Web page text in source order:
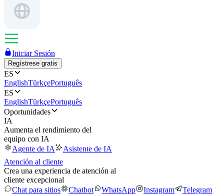
Iniciar Sesión
Regístrese gratis
ES
EnglishTürkçePortuguês
ES
EnglishTürkçePortuguês
Oportunidades
IA
Aumenta el rendimiento del
equipo con IA
Agente de IA
Asistente de IA
Atención al cliente
Crea una experiencia de atención al
cliente excepcional
Chat para sitios
Chatbot WhatsApp Instagram Telegram